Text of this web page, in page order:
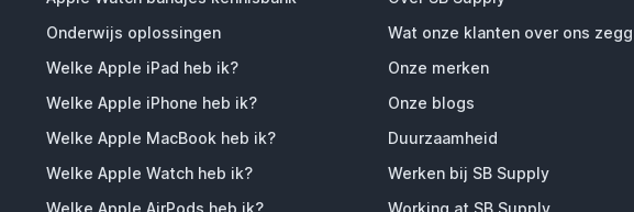
Onderwijs oplossingen
Welke Apple iPad heb ik?
Welke Apple iPhone heb ik?
Welke Apple MacBook heb ik?
Welke Apple Watch heb ik?
Welke Apple AirPods heb ik?
Wat onze klanten over ons
Onze merken
Onze blogs
Duurzaamheid
Werken bij SB Supply
Working at SB Supply